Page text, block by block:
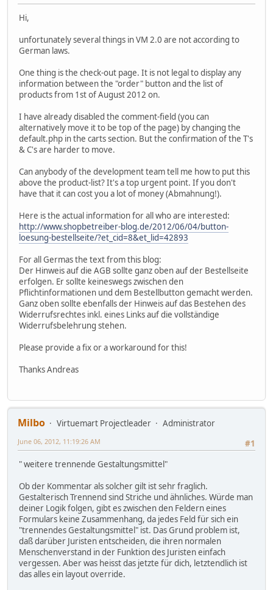
Hi,
unfortunately several things in VM 2.0 are not according to
German laws.
One thing is the check-out page. It is not legal to display any
information between the "order" button and the list of
products from 1st of August 2012 on.
I have already disabled the comment-field (you can
alternatively move it to be top of the page) by changing the
default.php in the carts section. But the confirmation of the T's
& C's are harder to move.
Can anybody of the development team tell me how to put this
above the product-list? It's a top urgent point. If you don't
have that it can cost you a lot of money (Abmahnung!).
Here is the actual information for all who are interested:
http://www.shopbetreiber-blog.de/2012/06/04/button-
loesung-bestellseite/?et_cid=8&et_lid=42893
For all Germas the text from this blog:
Der Hinweis auf die AGB sollte ganz oben auf der Bestellseite
erfolgen. Er sollte keineswegs zwischen den
Pflichtinformationen und dem Bestellbutton gemacht werden.
Ganz oben sollte ebenfalls der Hinweis auf das Bestehen des
Widerrufsrechtes inkl. eines Links auf die vollständige
Widerrufsbelehrung stehen.
Please provide a fix or a workaround for this!
Thanks Andreas
Milbo Virtuemart Projectleader
Administrator
#1
June 06, 2012, 11:19:26 AM
" weitere trennende Gestaltungsmittel"
Ob der Kommentar als solcher gilt ist sehr fraglich.
Gestalterisch Trennend sind Striche und ähnliches. Würde man
deiner Logik folgen, gibt es zwischen den Feldern eines
Formulars keine Zusammenhang, da jedes Feld für sich ein
"trennendes Gestaltungsmittel" ist. Das Grund problem ist,
daß darüber Juristen entscheiden, die ihren normalen
Menschenverstand in der Funktion des Juristen einfach
vergessen. Aber was heisst das jetzte für dich, letztendlich ist
das alles ein layout override.